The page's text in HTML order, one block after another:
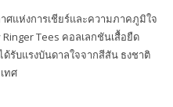
ศแห่งการเชียร์และความภาคภูมิใจ
Tees คอลเลกชันเสื้อยืด
ด้รับแรงบันดาลใจจากสีสัน ธงชาติ
ทศ